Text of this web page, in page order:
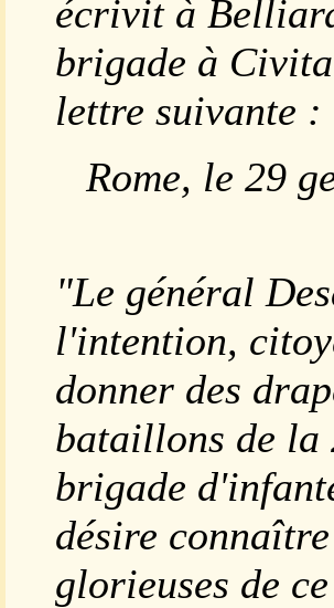
écrivit à
brigade à
lettre suivante :
Rome, le 29
"Le général
l'intention,
donner des
bataillons de la
brigade
désire
glorieuses de